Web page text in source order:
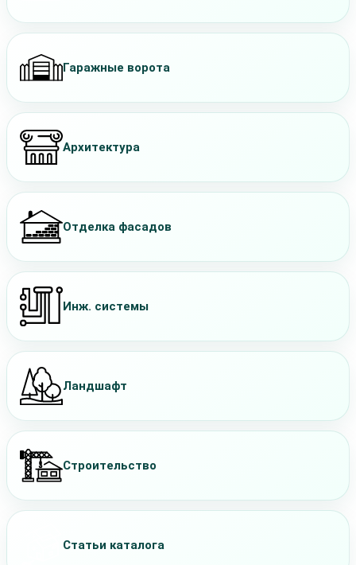
Гаражные ворота
Архитектура
Отделка фасадов
Инж. системы
Ландшафт
Строительство
Статьи каталога